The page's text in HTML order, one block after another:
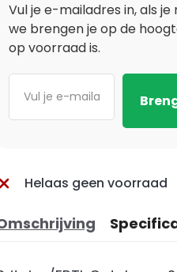
Vul je e-mailadres in, als
we brengen je op de
op voorraad is.
Helaas geen voorraad